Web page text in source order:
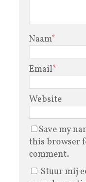
Naam*
Email*
Website
Save my
this browser
comment.
Stuur mij